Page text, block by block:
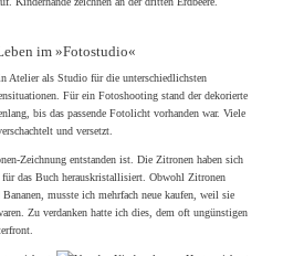
im »Fotostudio«
Atelier als Studio für die unterschiedlichsten
Für ein Fotoshooting stand der dekorierte
bis das passende Fotolicht vorhanden war. Viele
und versetzt.
Zeichnung entstanden ist. Die Zitronen haben sich
das Buch herauskristallisiert. Obwohl Zitronen
musste ich mehrfach neue kaufen, weil sie
Zu verdanken hatte ich dies, dem oft ungünstigen